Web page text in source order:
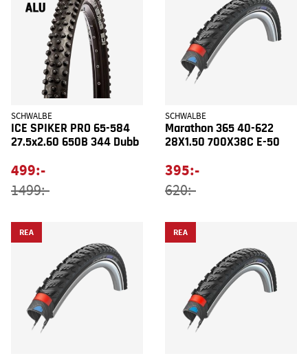
SCHWALBE
ICE SPIKER PRO 65-584
27.5x2.60 650B 344 Dubb
499:-
1499:-
SCHWALBE
Marathon 365 40-622
28X1.50 700X38C E-50
395:-
620:-
REA REA